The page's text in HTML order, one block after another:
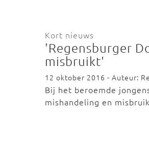
Kort nieuws
'Regensburger
misbruikt'
12 oktober 2016 - Auteur:
Bij het beroemde
mishandeling en